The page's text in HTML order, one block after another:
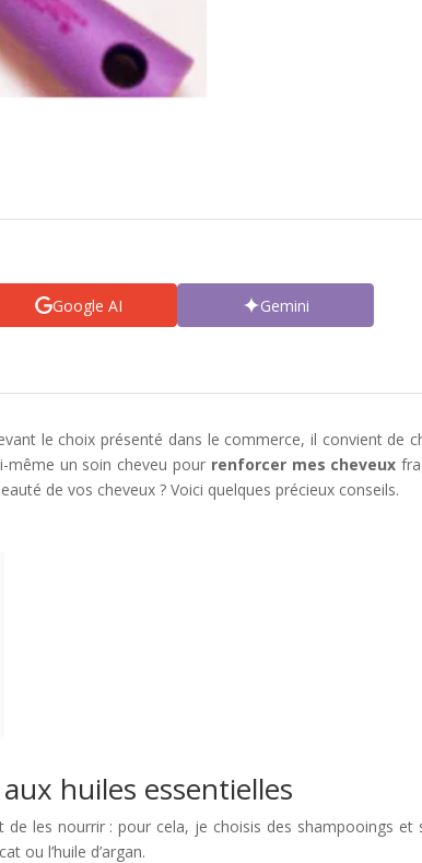
Google AI Gemini
le choix présenté dans le commerce, il convient de
même un soin cheveu pour renforcer mes cheveux
de vos cheveux ? Voici quelques précieux conseils.
huiles essentielles
les nourrir : pour cela, je choisis des shampooings et
ou l’huile d’argan.